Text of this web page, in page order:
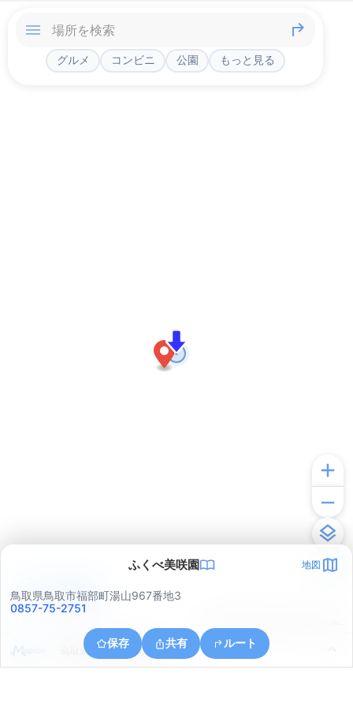
グルメ コンビニ 公園 もっと見る
ふくべ美咲園 地図
鳥取県鳥取市福部町湯山967番地3
0857-75-2751
保存 共有 ルート
鳥取県鳥取市福部町湯山
アプリで見る